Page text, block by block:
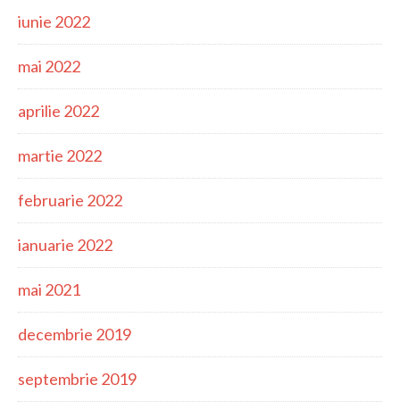
iunie 2022
mai 2022
aprilie 2022
martie 2022
februarie 2022
ianuarie 2022
mai 2021
decembrie 2019
septembrie 2019